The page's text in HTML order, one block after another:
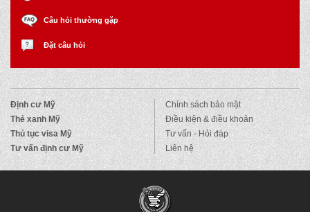
Câu hỏi thường gặp
Đặt câu hỏi
Định cư Mỹ
Thẻ xanh Mỹ
Thủ tục visa Mỹ
Tư vấn định cư Mỹ
Chính sách bảo mật
Điều kiện & điều khoản
Tư vấn - Hỏi đáp
Liên hệ